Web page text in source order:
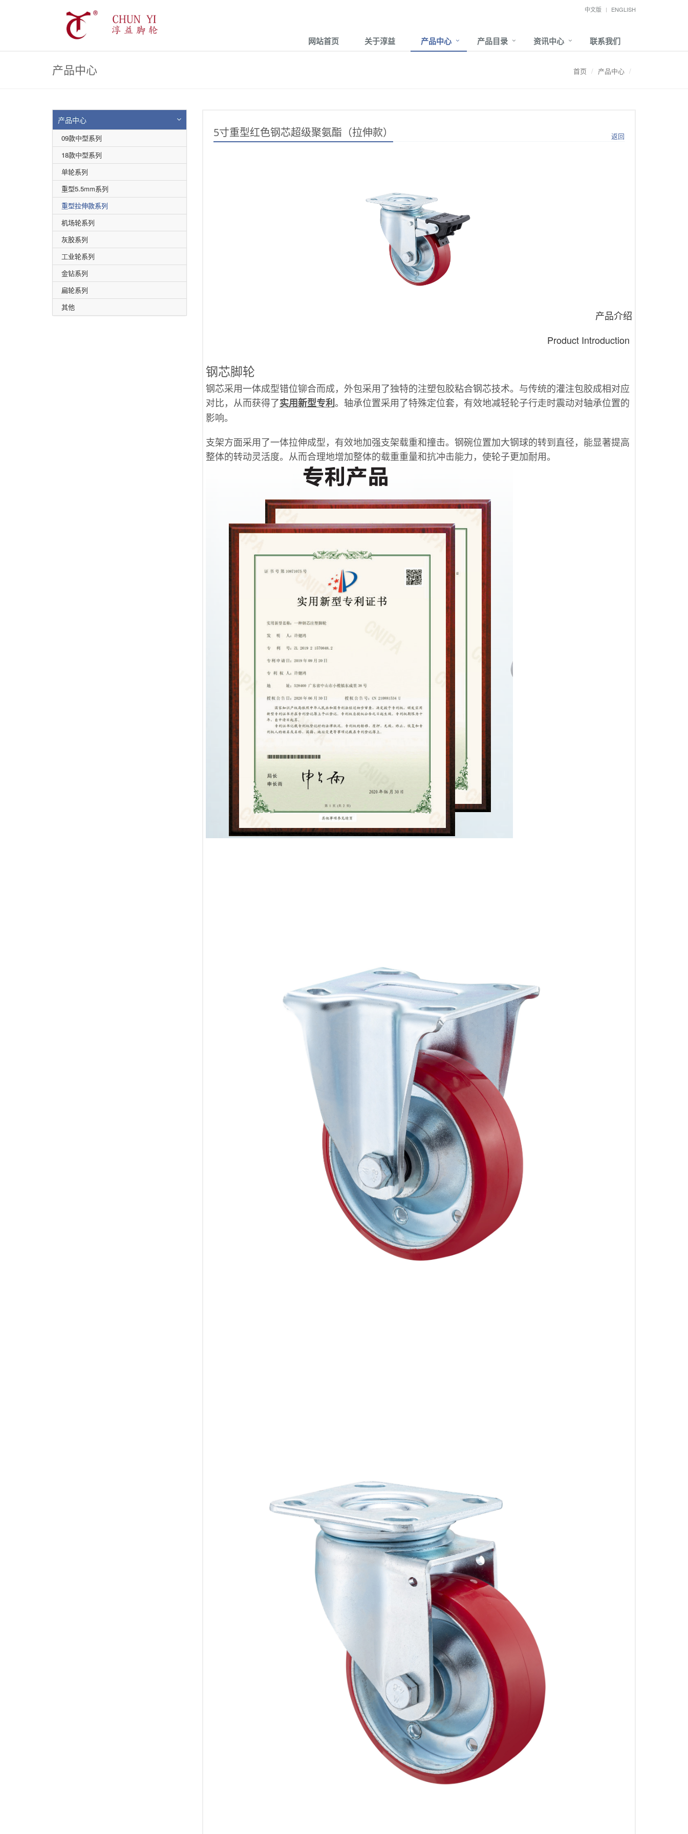
中文版 ENGLISH
网站首页 关于淳益 产品中心 产品目录 资讯中心 联系我们
产品中心 首页 产品中心
产品中心
09款中型系列
18款中型系列
单轮系列
重型5.5mm系列
重型拉伸款系列
机场轮系列
灰胶系列
工业轮系列
金钻系列
扁轮系列
其他
5寸重型红色钢芯超级聚氨酯（拉伸款） 返回
产品介绍
Product Introduction
钢芯脚轮
钢芯采用一体成型错位铆合而成，外包采用了独特的注塑包胶粘合钢芯技术。与传统的灌注包胶成相对应
对比，从而获得了实用新型专利。轴承位置采用了特殊定位套，有效地减轻轮子行走时震动对轴承位置的
影响。
支架方面采用了一体拉伸成型，有效地加强支架载重和撞击。钢碗位置加大钢球的转到直径，能显著提高
整体的转动灵活度。从而合理地增加整体的载重重量和抗冲击能力，使轮子更加耐用。